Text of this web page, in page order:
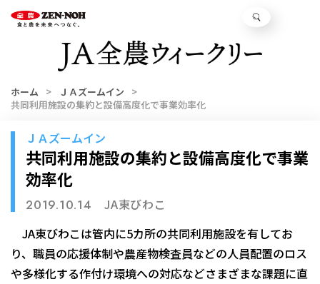
ホーム
ＪＡズームイン
共同利用施設の集約と設備高度化で事業効率化
ＪＡズームイン
共同利用施設の集約と設備高度化で事業
効率化
2019.10.14
JA東びわこ
JA東びわこは管内に5カ所の共同利用施設を有してお
り、職員の応援体制や農産物検査員などの人員配置のロス
や多様化する作付け環境への対応などさまざまな課題に直